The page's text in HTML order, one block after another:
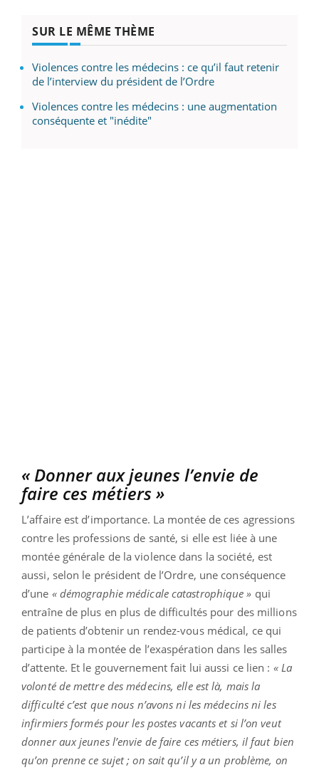
SUR LE MÊME THÈME
Violences contre les médecins : ce qu’il faut retenir
de l’interview du président de l’Ordre
Violences contre les médecins : une augmentation
conséquente et "inédite"
« Donner aux jeunes l’envie de
faire ces métiers »
L’affaire est d’importance. La montée de ces agressions
contre les professions de santé, si elle est liée à une
montée générale de la violence dans la société, est
aussi, selon le président de l’Ordre, une conséquence
d’une « démographie médicale catastrophique » qui
entraîne de plus en plus de difficultés pour des millions
de patients d’obtenir un rendez-vous médical, ce qui
participe à la montée de l’exaspération dans les salles
d’attente. Et le gouvernement fait lui aussi ce lien : « La
volonté de mettre des médecins, elle est là, mais la
difficulté c’est que nous n’avons ni les médecins ni les
infirmiers formés pour les postes vacants et si l’on veut
donner aux jeunes l’envie de faire ces métiers, il faut bien
qu’on prenne ce sujet ; on sait qu’il y a un problème, on